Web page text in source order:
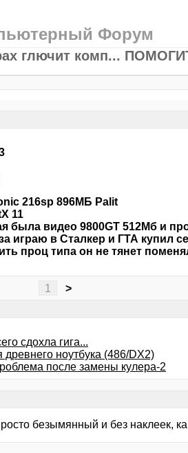
Форум
глючит комп...
216sp 896МБ Palit
11
была видео 9800GT 512Mб и
играю в Сталкер и ГТА купил
проц типа он не тянет
1 >
сдохла гига...
древнего ноутбука (486/DX2)
после замены кулера-2
безымянный и без наклеек,